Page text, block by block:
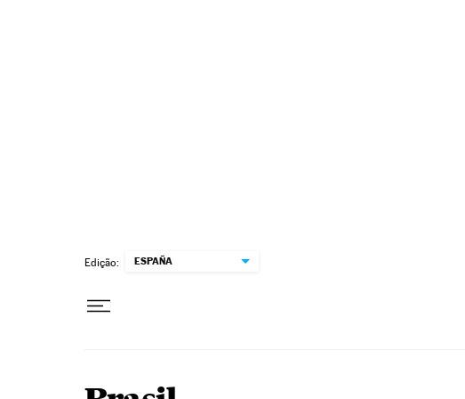
Edição: ESPAÑA